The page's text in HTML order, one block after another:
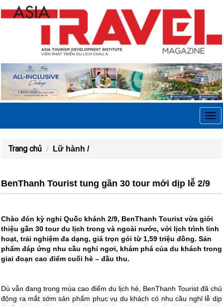
Trang chủ Lữ hành /
BenThanh Tourist tung gần 30 tour mới dịp lễ 2/9
Chào đón kỳ nghỉ Quốc khánh 2/9, BenThanh Tourist vừa giới
thiệu gần 30 tour du lịch trong và ngoài nước, với lịch trình linh
hoạt, trải nghiệm đa dạng, giá trọn gói từ 1,59 triệu đồng. Sản
phẩm đáp ứng nhu cầu nghỉ ngơi, khám phá của du khách trong
giai đoạn cao điểm cuối hè – đầu thu.
Dù vẫn đang trong mùa cao điểm du lịch hè, BenThanh Tourist đã chủ
động ra mắt sớm sản phẩm phục vụ du khách có nhu cầu nghỉ lễ dịp